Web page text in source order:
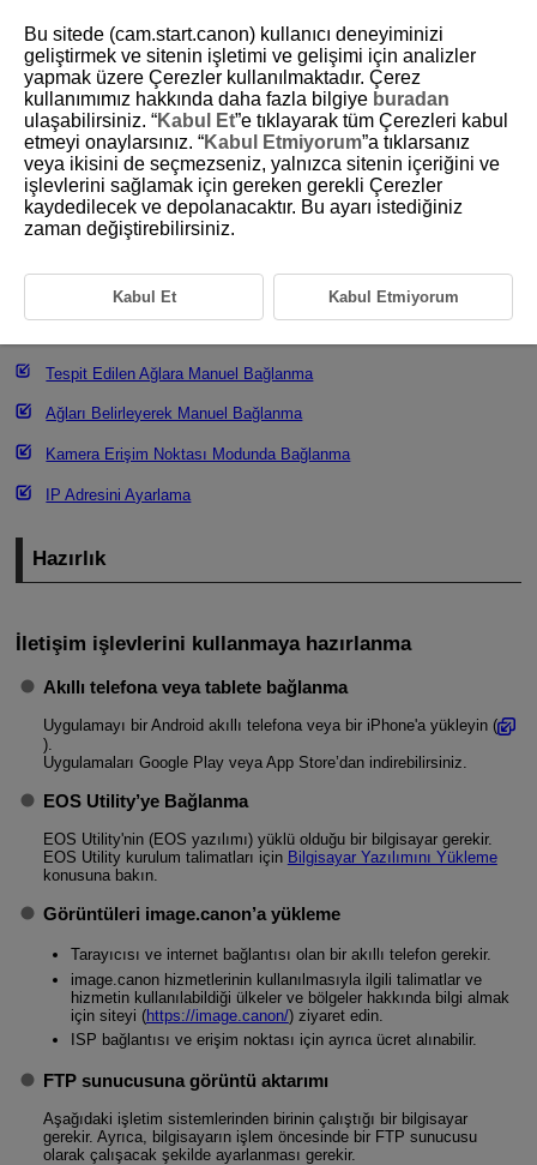
D388-193
Temel İletişim Ayarları
Hazırlık
WPS ile Bağlantı (PBC Modu)
Tespit Edilen Ağlara Manuel Bağlanma
Ağları Belirleyerek Manuel Bağlanma
Kamera Erişim Noktası Modunda Bağlanma
IP Adresini Ayarlama
Hazırlık
İletişim işlevlerini kullanmaya hazırlanma
Akıllı telefona veya tablete bağlanma
Uygulamayı bir Android akıllı telefona veya bir iPhone'a yükleyin (
).
Uygulamaları Google Play veya App Store’dan indirebilirsiniz.
EOS Utility’ye Bağlanma
EOS Utility'nin (EOS yazılımı) yüklü olduğu bir bilgisayar gerekir.
EOS Utility kurulum talimatları için Bilgisayar Yazılımını Yükleme
konusuna bakın.
Görüntüleri image.canon’a yükleme
Tarayıcısı ve internet bağlantısı olan bir akıllı telefon gerekir.
image.canon hizmetlerinin kullanılmasıyla ilgili talimatlar ve
hizmetin kullanılabildiği ülkeler ve bölgeler hakkında bilgi almak
için siteyi (https://image.canon/) ziyaret edin.
ISP bağlantısı ve erişim noktası için ayrıca ücret alınabilir.
FTP sunucusuna görüntü aktarımı
Aşağıdaki işletim sistemlerinden birinin çalıştığı bir bilgisayar
gerekir. Ayrıca, bilgisayarın işlem öncesinde bir FTP sunucusu
olarak çalışacak şekilde ayarlanması gerekir.
Bu sitede (cam.start.canon) kullanıcı deneyiminizi
geliştirmek ve sitenin işletimi ve gelişimi için analizler
yapmak üzere Çerezler kullanılmaktadır. Çerez
kullanımımız hakkında daha fazla bilgiye buradan
ulaşabilirsiniz. “Kabul Et”e tıklayarak tüm Çerezleri kabul
etmeyi onaylarsınız. “Kabul Etmiyorum”a tıklarsanız
veya ikisini de seçmezseniz, yalnızca sitenin içeriğini ve
işlevlerini sağlamak için gereken gerekli Çerezler
kaydedilecek ve depolanacaktır. Bu ayarı istediğiniz
zaman değiştirebilirsiniz.
Kabul Et Kabul Etmiyorum